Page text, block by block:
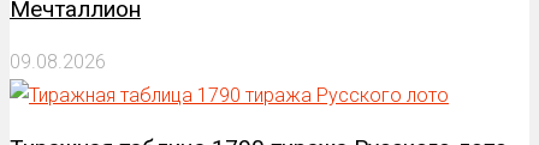
Мечталлион
09.08.2026